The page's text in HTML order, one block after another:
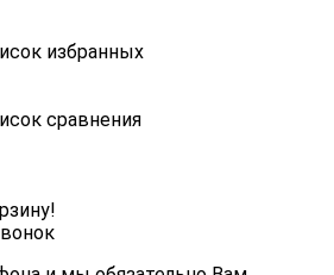
избранных
сравнения